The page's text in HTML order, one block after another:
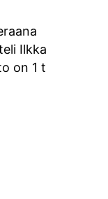
Ilkka
on 1 t